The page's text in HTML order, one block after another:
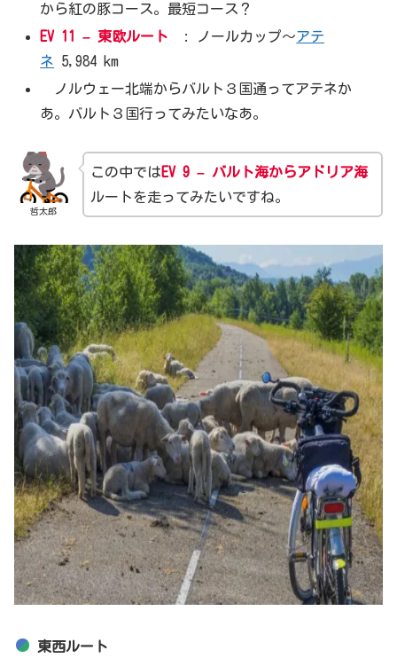
から紅の豚コース。最短コース？
EV 11 – 東欧ルート : ノールカップ〜アテ
ネ 5,984 km
ノルウェー北端からバルト３国通ってアテネか
あ。バルト３国行ってみたいなあ。
哲太郎
この中ではEV 9 – バルト海からアドリア海
ルートを走ってみたいですね。
東西ルート